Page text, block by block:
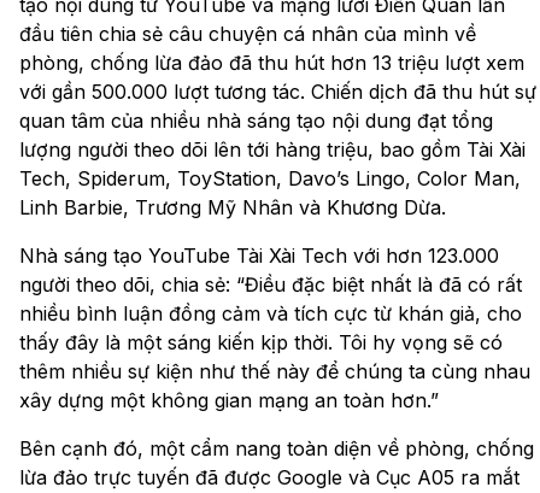
tạo nội dung từ YouTube và mạng lưới Điền Quân lần
đầu tiên chia sẻ câu chuyện cá nhân của mình về
phòng, chống lừa đảo đã thu hút hơn 13 triệu lượt xem
với gần 500.000 lượt tương tác. Chiến dịch đã thu hút sự
quan tâm của nhiều nhà sáng tạo nội dung đạt tổng
lượng người theo dõi lên tới hàng triệu, bao gồm Tài Xài
Tech, Spiderum, ToyStation, Davo’s Lingo, Color Man,
Linh Barbie, Trương Mỹ Nhân và Khương Dừa.
Nhà sáng tạo YouTube Tài Xài Tech với hơn 123.000
người theo dõi, chia sẻ: “Điều đặc biệt nhất là đã có rất
nhiều bình luận đồng cảm và tích cực từ khán giả, cho
thấy đây là một sáng kiến kịp thời. Tôi hy vọng sẽ có
thêm nhiều sự kiện như thế này để chúng ta cùng nhau
xây dựng một không gian mạng an toàn hơn.”
Bên cạnh đó, một cẩm nang toàn diện về phòng, chống
lừa đảo trực tuyến đã được Google và Cục A05 ra mắt